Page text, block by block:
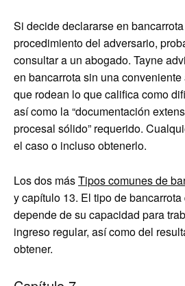
Si decide declararse en
procedimiento del adversario,
consultar a un abogado. Tayne
en bancarrota sin una conveniente
que rodean lo que califica como
así como la “documentación
procesal sólido” requerido.
el caso o incluso obtenerlo.
Los dos másTipos comunes de
y capítulo 13. El tipo de
depende de su capacidad para
ingreso regular, así como del
obtener.